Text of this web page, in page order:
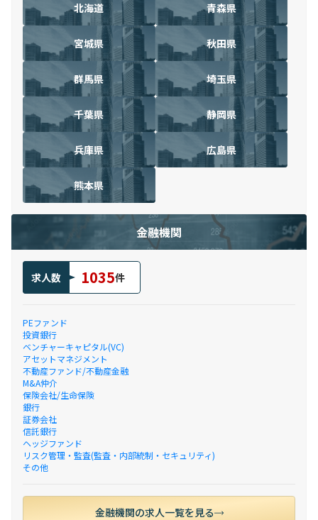
北海道 青森県
宮城県 秋田県
群馬県 埼玉県
千葉県 静岡県
兵庫県 広島県
熊本県
金融機関
求人数 1035件
PEファンド
投資銀行
ベンチャーキャピタル(VC)
アセットマネジメント
不動産ファンド/不動産金融
M&A仲介
保険会社/生命保険
銀行
証券会社
信託銀行
ヘッジファンド
リスク管理・監査(監査・内部統制・セキュリティ)
その他
金融機関の求人一覧を見る